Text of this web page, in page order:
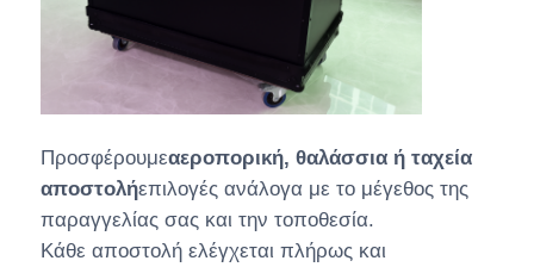
Προσφέρουμεαεροπορική, θαλάσσια ή ταχεία
αποστολήεπιλογές ανάλογα με το μέγεθος της
παραγγελίας σας και την τοποθεσία.
Κάθε αποστολή ελέγχεται πλήρως και